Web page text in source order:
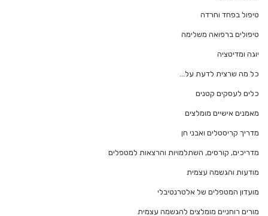
טיפול בפחד וחרדה
טיפולים ברפואה משלימה
יוגה ומדיטציה
כל מה שרצית לדעת על…
כלים לעסקים קטנים
מאמנים אישיים מומלצים
מדריך קריסטלים ואבני חן
מדריכים, קורסים, השתלמויות והרצאות למטפלים
מודעות והגשמה עצמית
מועדון המטפלים של אלטרנטיבלי
מורים רוחניים מומלצים להגשמה עצמית